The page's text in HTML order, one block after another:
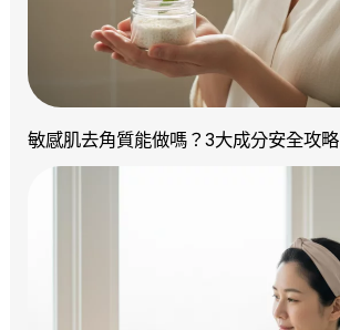
敏感肌去角質能做嗎？3大成分安全攻略